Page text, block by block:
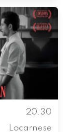
20.30
Locarnese